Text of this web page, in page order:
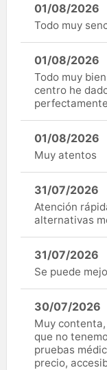
01/08/2026
Todo muy
01/08/2026
Todo muy
centro he
01/08/2026
Muy atentos
31/07/2026
Atención
alternativas
31/07/2026
Se puede
30/07/2026
Muy
que no
pruebas
precio,